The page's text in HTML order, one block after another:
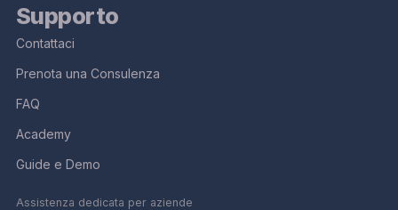
Supporto
Contattaci
Prenota una Consulenza
FAQ
Academy
Guide e Demo
Assistenza dedicata per aziende